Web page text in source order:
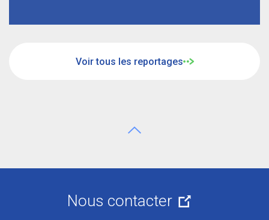
Voir tous les reportages
Aller en haut de page
Nous contacter